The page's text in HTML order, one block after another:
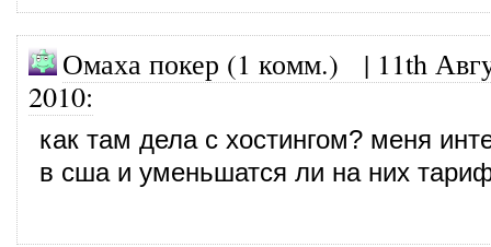
Омаха покер (1 комм.) | 11th
2010:
как там дела с хостингом? меня
в сша и уменьшатся ли на них